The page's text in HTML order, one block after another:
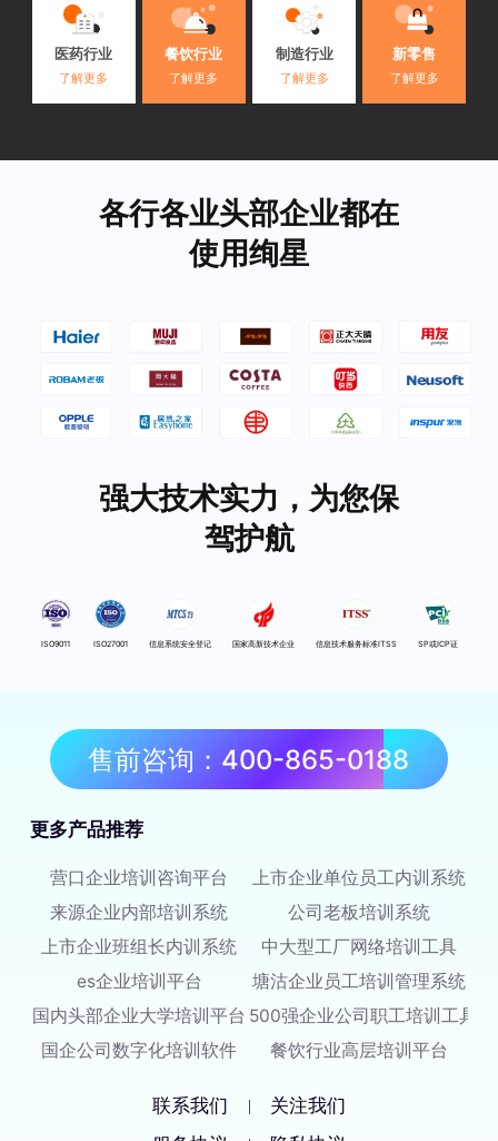
医药行业
了解更多
餐饮行业
了解更多
制造行业
了解更多
新零售
了解更多
各行各业头部企业都在
使用绚星
强大技术实力，为您保
驾护航
ISO9011 ISO27001 信息系统安全登记 国家高新技术企业 信息技术服务标准ITSS SP或ICP证
售前咨询：400-865-0188
更多产品推荐
营口企业培训咨询平台
上市企业单位员工内训系统
来源企业内部培训系统
公司老板培训系统
上市企业班组长内训系统
中大型工厂网络培训工具
es企业培训平台
塘沽企业员工培训管理系统
国内头部企业大学培训平台 500强企业公司职工培训工具
国企公司数字化培训软件
餐饮行业高层培训平台
联系我们 |
关注我们